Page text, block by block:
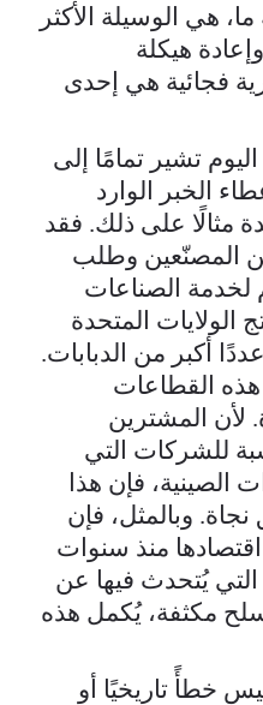
هي الوسيلة الأكثر
هيكلة
فجائية هي إحدى
تشير تمامًا إلى
الخبر الوارد
مثالًا على ذلك. فقد
المصنّعين وطلب
لخدمة الصناعات
الولايات المتحدة
أكبر من الدبابات.
هذه القطاعات
لأن المشترين
للشركات التي
الصينية، فإن هذا
وبالمثل، فإن
اقتصادها منذ سنوات
التي يُتحدث فيها عن
مكثفة، يُكمل هذه
خطأً تاريخيًا أو